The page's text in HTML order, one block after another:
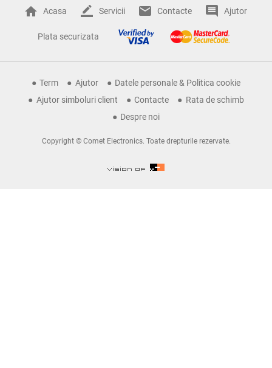
Acasa Servicii Contacte Ajutor
Plata securizata
Term Ajutor
Datele personale & Politica cookie
Ajutor simboluri client
Contacte
Rata de schimb
Despre noi
Copyright © Comet Electronics. Toate drepturile rezervate.